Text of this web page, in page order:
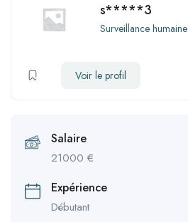
s*****3
Surveillance humaine
Voir le profil
Salaire
21000 €
Expérience
Débutant